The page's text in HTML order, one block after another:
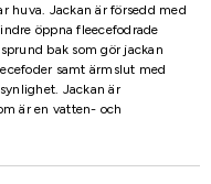
huva. Jackan är försedd med
öppna fleecefodrade
bak som gör jackan
samt ärmslut med
Jackan är
är en vatten- och